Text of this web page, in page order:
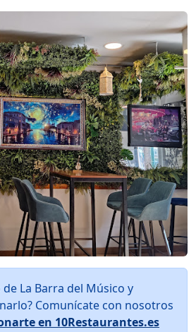
de La Barra del Músico y
Comunícate con nosotros
en 10Restaurantes.es